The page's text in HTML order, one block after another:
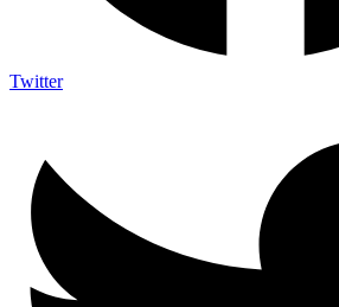
Twitter